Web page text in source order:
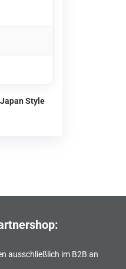
Style
ausschließlich im B2B an